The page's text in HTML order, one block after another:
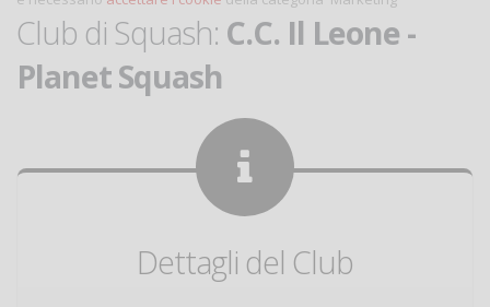
Club di Squash: C.C. Il Leone -
Planet Squash
Dettagli del Club